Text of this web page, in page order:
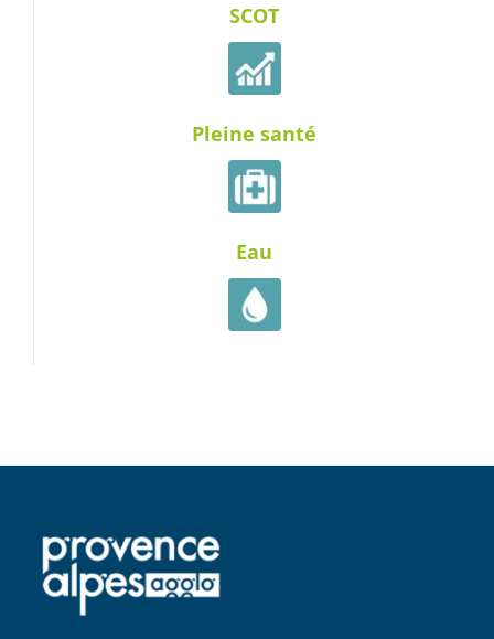
SCOT
Pleine santé
Eau